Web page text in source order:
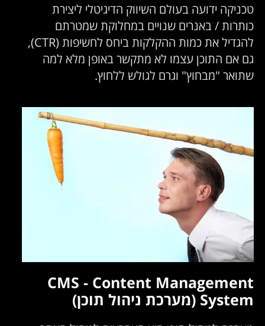
טכניקה ידועה בעולם השיווק הדיגיטלי ליצירת
כותרות / באנרים שנויים במחלוקת שמטרתם
להגדיל את כמות ההקלקות ביחס לחשיפות (CTR),
גם אם התוכן עצמו לא מתקשר באופן מלא למה
שתואר "מבחוץ" וגרם לגולש ללחוץ.
CMS - Content Management
System (מערכת ניהול תוכן)